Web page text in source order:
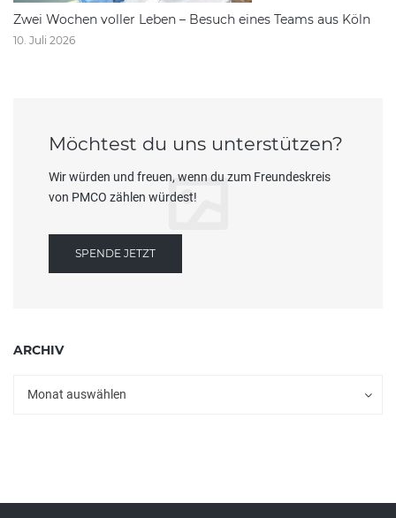
Zwei Wochen voller Leben – Besuch eines Teams aus Köln
10. Juli 2026
Möchtest du uns unterstützen?
Wir würden und freuen, wenn du zum Freundeskreis
von PMCO zählen würdest!
SPENDE JETZT
ARCHIV
Monat auswählen